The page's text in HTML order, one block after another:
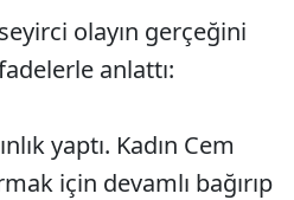
olayın gerçeğini
anlattı:
yaptı. Kadın Cem
için devamlı bağırıp